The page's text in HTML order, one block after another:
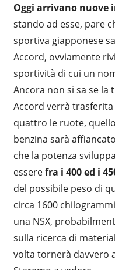
Oggi arrivano nuove
stando ad esse, pare
sportiva giapponese
Accord, ovviamente
sportività di cui un
Ancora non si sa se la
Accord verrà
quattro le ruote,
benzina sarà
che la potenza
esserefra i 400 ed i
del possibile peso di
circa 1600
una NSX,
sulla ricerca di
volta tornerà davvero